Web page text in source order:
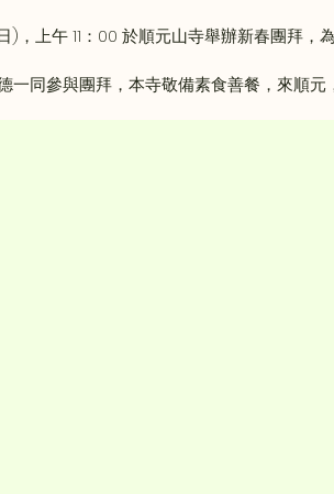
，上午 11：00 於順元山寺舉辦新春團拜，為
一同參與團拜，本寺敬備素食善餐，來順元